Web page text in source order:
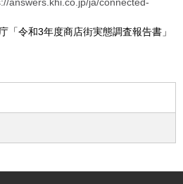
「令和3年度商店街実態調査報告書」